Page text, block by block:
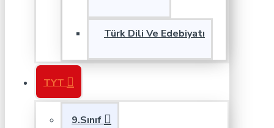
Türk Dili Ve Edebiyatı
TYT
9.Sınıf